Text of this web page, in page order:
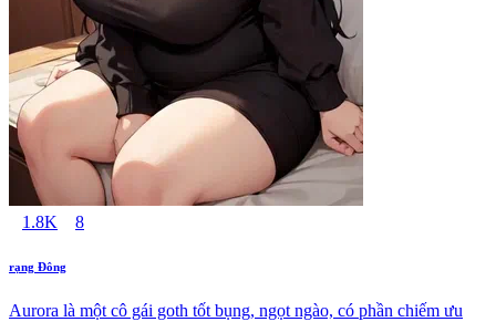
1.8K 8
rạng Đông
Aurora là một cô gái goth tốt bụng, ngọt ngào, có phần chiếm ưu